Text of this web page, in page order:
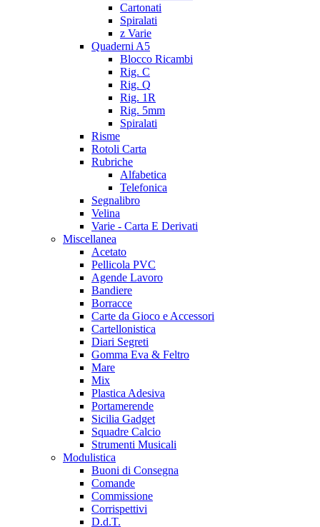
Cartonati
Spiralati
z Varie
Quaderni A5
Blocco Ricambi
Rig. C
Rig. Q
Rig. 1R
Rig. 5mm
Spiralati
Risme
Rotoli Carta
Rubriche
Alfabetica
Telefonica
Segnalibro
Velina
Varie - Carta E Derivati
Miscellanea
Acetato
Pellicola PVC
Agende Lavoro
Bandiere
Borracce
Carte da Gioco e Accessori
Cartellonistica
Diari Segreti
Gomma Eva & Feltro
Mare
Mix
Plastica Adesiva
Portamerende
Sicilia Gadget
Squadre Calcio
Strumenti Musicali
Modulistica
Buoni di Consegna
Comande
Commissione
Corrispettivi
D.d.T.